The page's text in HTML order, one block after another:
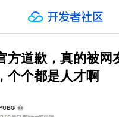
方道歉，真的被网
个个都是人才啊